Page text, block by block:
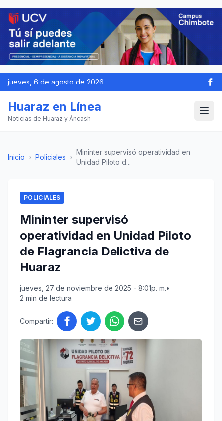
jueves, 6 de agosto de 2026
Huaraz en Línea
Noticias de Huaraz y Áncash
Inicio › Policiales ›
Mininter supervisó operatividad en
Unidad Piloto d...
POLICIALES
Mininter supervisó
operatividad en Unidad Piloto
de Flagrancia Delictiva de
Huaraz
jueves, 27 de noviembre de 2025 - 8:01p. m.•
2 min de lectura
Compartir: